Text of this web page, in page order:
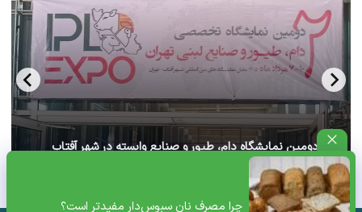
چرا مصرف نان سبوس‌دار مفیدتر است؟
آغاز دومین نمایشگاه دام، طیور و صنایع وابسته در شهر آفتاب
تهران+ ویدئو